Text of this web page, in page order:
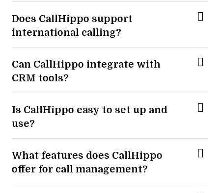
Does CallHippo support
international calling?
Can CallHippo integrate with
CRM tools?
Is CallHippo easy to set up and
use?
What features does CallHippo
offer for call management?